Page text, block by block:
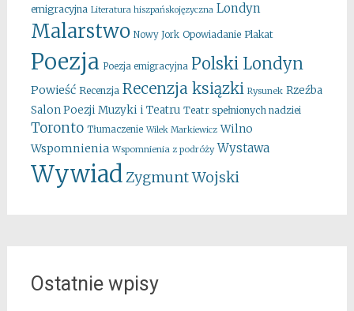
emigracyjna Literatura hiszpańskojęzyczna Londyn
Malarstwo Nowy Jork Opowiadanie Plakat
Poezja Poezja emigracyjna Polski Londyn
Powieść Recenzja Recenzja ksiązki Rysunek Rzeźba
Salon Poezji Muzyki i Teatru Teatr spełnionych nadziei
Toronto Tłumaczenie Wilek Markiewicz Wilno
Wspomnienia Wspomnienia z podróży Wystawa
WywiadZygmunt Wojski
Ostatnie wpisy